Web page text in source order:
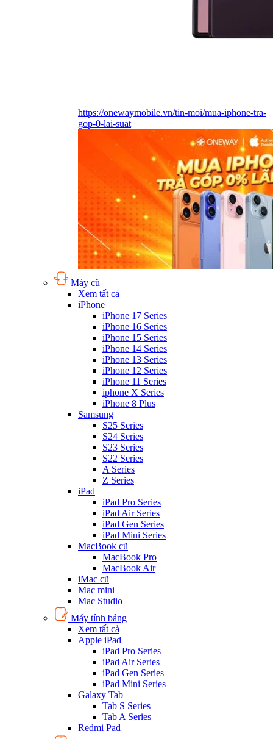
https://onewaymobile.vn/tin-moi/mua-iphone-tra-
gop-0-lai-suat
Máy cũ
Xem tất cả
iPhone
iPhone 17 Series
iPhone 16 Series
iPhone 15 Series
iPhone 14 Series
iPhone 13 Series
iPhone 12 Series
iPhone 11 Series
iphone X Series
iPhone 8 Plus
Samsung
S25 Series
S24 Series
S23 Series
S22 Series
A Series
Z Series
iPad
iPad Pro Series
iPad Air Series
iPad Gen Series
iPad Mini Series
MacBook cũ
MacBook Pro
MacBook Air
iMac cũ
Mac mini
Mac Studio
Máy tính bảng
Xem tất cả
Apple iPad
iPad Pro Series
iPad Air Series
iPad Gen Series
iPad Mini Series
Galaxy Tab
Tab S Series
Tab A Series
Redmi Pad